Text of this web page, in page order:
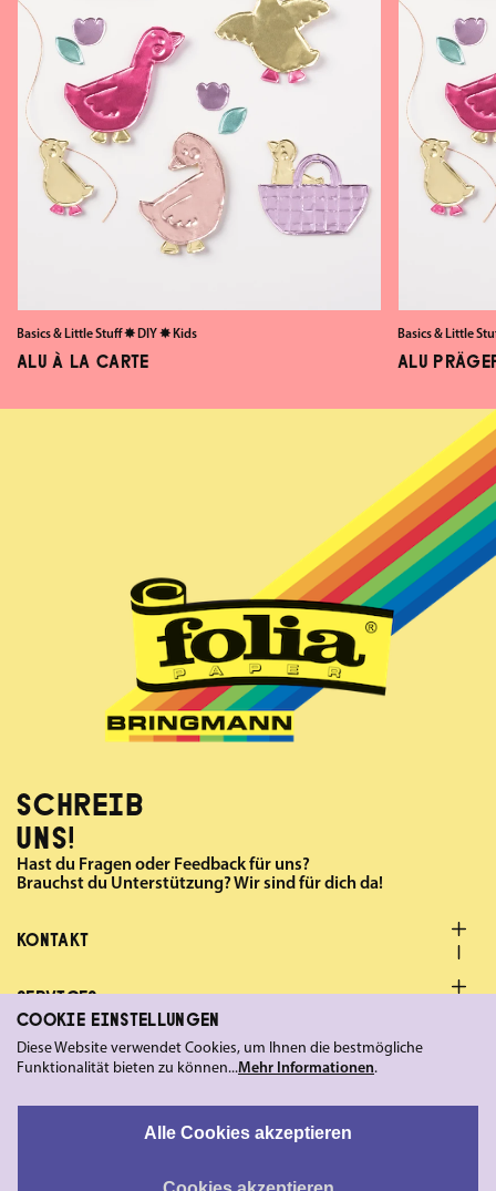
Basics & Little Stuff✸ DIY✸ Kids
ALU À LA CARTE
Basics & Little
ALU
SCHREIB
UNS!
Hast du Fragen oder Feedback für uns?
Brauchst du Unterstützung? Wir sind für dich da!
KONTAKT
SERVICES
FOLGE UNS
COOKIE EINSTELLUNGEN
Diese Website verwendet Cookies, um Ihnen die bestmögliche
Funktionalität bieten zu können...Mehr Informationen.
Alle Cookies akzeptieren